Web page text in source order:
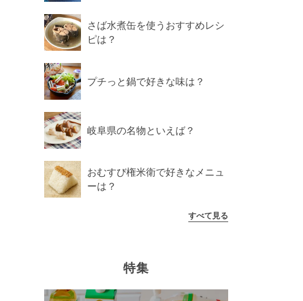
さば水煮缶を使うおすすめレシ
ピは？
プチっと鍋で好きな味は？
岐阜県の名物といえば？
おむすび権米衛で好きなメニュ
ーは？
すべて見る
特集